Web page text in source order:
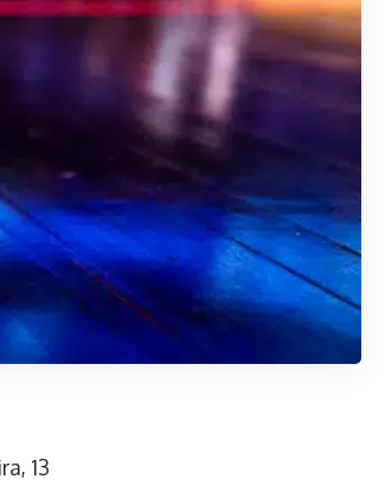
13